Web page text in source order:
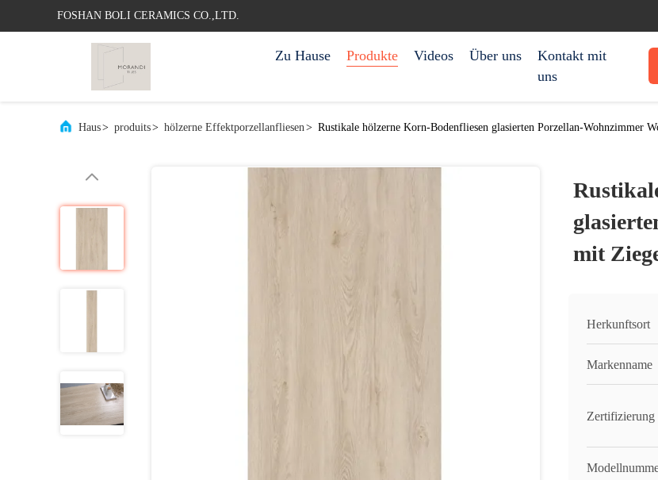
FOSHAN BOLI CERAMICS CO.,LTD.
Zu Hause Produkte Videos Über uns
Kontakt mit
uns
Haus> produits> hölzerne Effektporzellanfliesen> Rustikale hölzerne Korn-Bodenfliesen glasierten Porzellan-Wohnzimmer
mit
Herkunftsort
Markenname
Zertifizierung